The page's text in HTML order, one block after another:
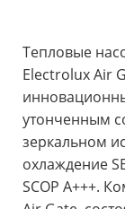
Тепловые
Electrolux Air
утонченным
зеркальном
охлаждение
SCOP A+++.